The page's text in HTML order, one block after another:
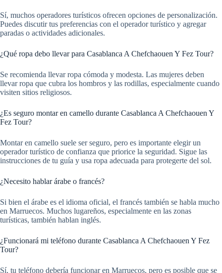
Sí, muchos operadores turísticos ofrecen opciones de personalización.
Puedes discutir tus preferencias con el operador turístico y agregar
paradas o actividades adicionales.
¿Qué ropa debo llevar para Casablanca A Chefchaouen Y Fez Tour?
Se recomienda llevar ropa cómoda y modesta. Las mujeres deben
llevar ropa que cubra los hombros y las rodillas, especialmente cuando
visiten sitios religiosos.
¿Es seguro montar en camello durante Casablanca A Chefchaouen Y
Fez Tour?
Montar en camello suele ser seguro, pero es importante elegir un
operador turístico de confianza que priorice la seguridad. Sigue las
instrucciones de tu guía y usa ropa adecuada para protegerte del sol.
¿Necesito hablar árabe o francés?
Si bien el árabe es el idioma oficial, el francés también se habla mucho
en Marruecos. Muchos lugareños, especialmente en las zonas
turísticas, también hablan inglés.
¿Funcionará mi teléfono durante Casablanca A Chefchaouen Y Fez
Tour?
Sí, tu teléfono debería funcionar en Marruecos, pero es posible que se